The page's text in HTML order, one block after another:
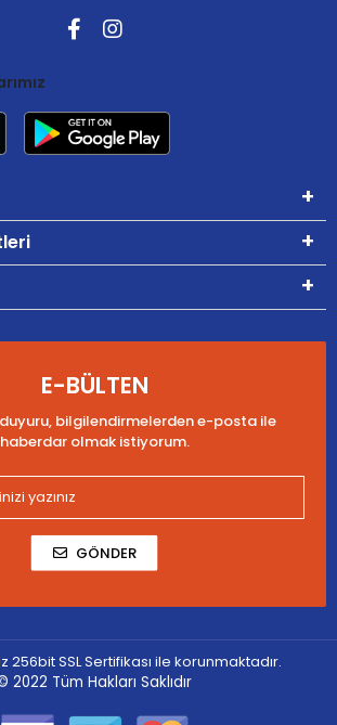
E-BÜLTEN
bilgilendirmelerden e-posta ile
haberdar olmak istiyorum.
GÖNDER
256bit SSL Sertifikası ile korunmaktadır.
2022 Tüm Hakları Saklıdır